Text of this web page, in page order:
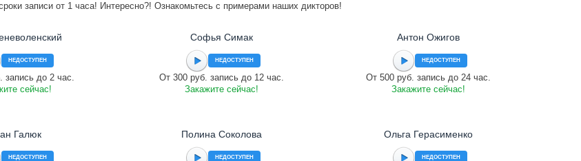
записи от 1 часа! Интересно?! Ознакомьтесь с примерами наших дикторов!
НЕДОСТУПЕН
запись до 2 час.
сейчас!
Софья Симак
НЕДОСТУПЕН
От 300 руб. запись до 12 час.
Закажите сейчас!
Антон Ожигов
НЕДОСТУПЕН
От 500 руб. запись до 24 час.
Закажите сейчас!
Галюк
НЕДОСТУПЕН
Полина Соколова
НЕДОСТУПЕН
Ольга Герасименко
НЕДОСТУПЕН